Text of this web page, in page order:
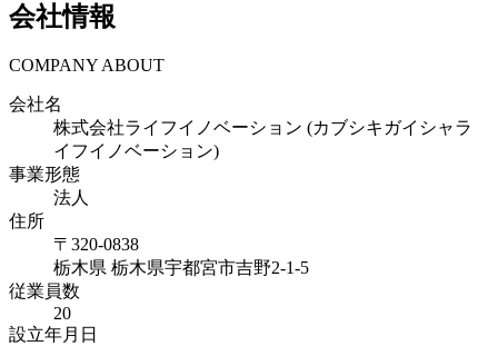
会社情報
COMPANY ABOUT
会社名
株式会社ライフイノベーション (カブシキガイシャラ
イフイノベーション)
事業形態
法人
住所
〒 320-0838
栃木県 栃木県宇都宮市吉野2-1-5
従業員数
20
設立年月日